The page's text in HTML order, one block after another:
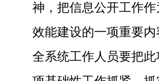
神，把信息公开工作
效能建设的一项重要
全系统工作人员要把